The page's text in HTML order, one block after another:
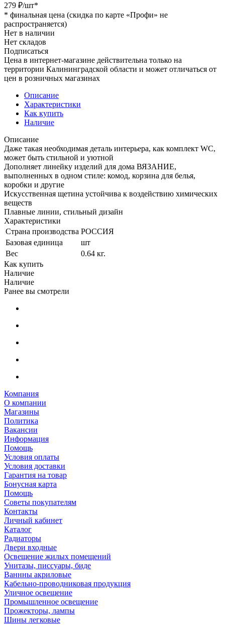
279 ₽/шт*
* финальная цена (скидка по карте «Профи» не
распространяется)
Нет в наличии
Нет складов
Подписаться
Цена в интернет-магазине действительна только на
территории Калининградской области и может отличаться от
цен в розничных магазинах
Описание
Характеристики
Как купить
Наличие
Описание
Даже такая необходимая деталь интерьера, как комплект WC,
может быть стильной и уютной
Дополняет линейку изделий для дома ВЯЗАНИЕ,
выполненных в одном стиле: комод, корзина для белья,
коробки и другие
Искусственная щетина устойчива к воздействию химических
веществ
Плавные линии, стильный дизайн
Характеристики
Страна производства РОССИЯ
Базовая единица
шт
Вес
0.64 кг.
Как купить
Наличие
Наличие
Ранее вы смотрели
Компания
О компании
Магазины
Политика
Вакансии
Информация
Помощь
Условия оплаты
Условия доставки
Гарантия на товар
Бонусная карта
Помощь
Советы покупателям
Контакты
Личный кабинет
Каталог
Радиаторы
Двери входные
Освещение жилых помещений
Унитазы, писсуары, биде
Ваннны акриловые
Кабельно-проводниковая продукция
Уличное освещение
Промышленное освещение
Прожекторы, лампы
Шины легковые